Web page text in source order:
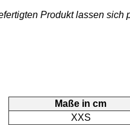
Produkt lassen
Maße in cm
XXS